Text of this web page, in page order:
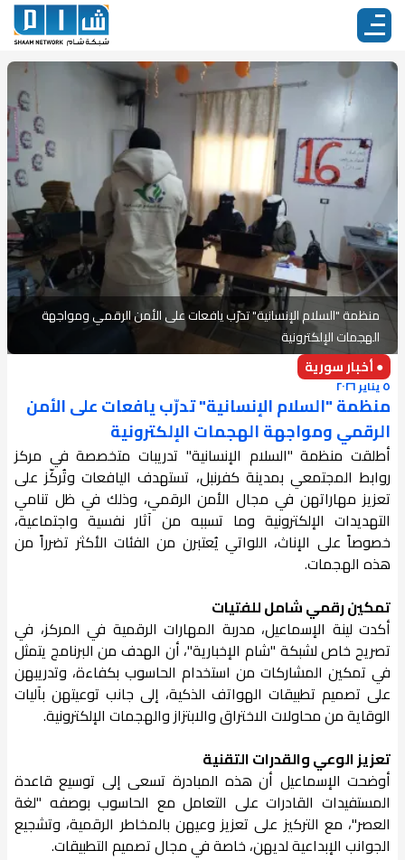
منظمة "السلام الإنسانية" تدرّب يافعات على الأمن الرقمي ومواجهة
الهجمات الإلكترونية
● أخبار سورية
٥ يناير ٢٠٢٦
منظمة "السلام الإنسانية" تدرّب يافعات على الأمن
الرقمي ومواجهة الهجمات الإلكترونية
أطلقت منظمة "السلام الإنسانية" تدريبات متخصصة في مركز
روابط المجتمعي بمدينة كفرنبل، تستهدف اليافعات وتُركّز على
تعزيز مهاراتهن في مجال الأمن الرقمي، وذلك في ظل تنامي
التهديدات الإلكترونية وما تسببه من آثار نفسية واجتماعية،
خصوصاً على الإناث، اللواتي يُعتبرن من الفئات الأكثر تضرراً من
هذه الهجمات.
تمكين رقمي شامل للفتيات
أكدت لينة الإسماعيل، مدربة المهارات الرقمية في المركز، في
تصريح خاص لشبكة "شام الإخبارية"، أن الهدف من البرنامج يتمثل
في تمكين المشاركات من استخدام الحاسوب بكفاءة، وتدريبهن
على تصميم تطبيقات الهواتف الذكية، إلى جانب توعيتهن بآليات
الوقاية من محاولات الاختراق والابتزاز والهجمات الإلكترونية.
تعزيز الوعي والقدرات التقنية
أوضحت الإسماعيل أن هذه المبادرة تسعى إلى توسيع قاعدة
المستفيدات القادرات على التعامل مع الحاسوب بوصفه "لغة
العصر"، مع التركيز على تعزيز وعيهن بالمخاطر الرقمية، وتشجيع
الجوانب الإبداعية لديهن، خاصة في مجال تصميم التطبيقات.